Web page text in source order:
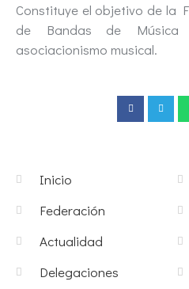
Constituye el objetivo de la
de Bandas de Música
asociacionismo musical.
Inicio
Federación
Actualidad
Delegaciones